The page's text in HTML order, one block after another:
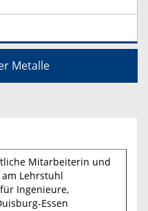
Metalle
Mitarbeiterin und
Lehrstuhl
Ingenieure,
Essen